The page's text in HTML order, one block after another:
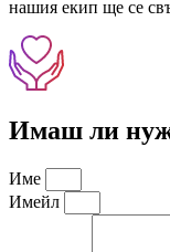
нашия екип ще се
Имаш ли
Име
Имейл